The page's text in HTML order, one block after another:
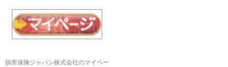
損害保険ジャパン株式会社のマイペー